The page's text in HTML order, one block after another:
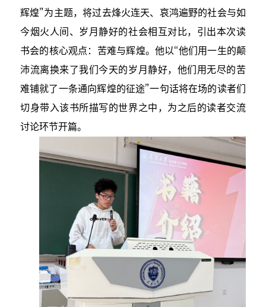
辉煌”为主题，将过去烽火连天、哀鸿遍野的社会与如
今烟火人间、岁月静好的社会相互对比，引出本次读
书会的核心观点：苦难与辉煌。他以“他们用一生的颠
沛流离换来了我们今天的岁月静好，他们用无尽的苦
难铺就了一条通向辉煌的征途”一句话将在场的读者们
切身带入该书所描写的世界之中，为之后的读者交流
讨论环节开篇。